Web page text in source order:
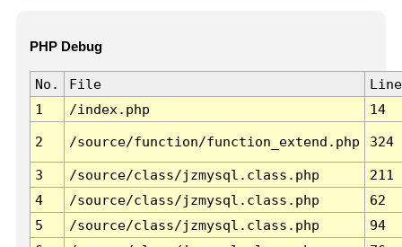
PHP Debug
No. File
Line
1
/index.php 14
2 /source/function/function_extend.php 324
3 /source/class/jzmysql.class.php
211
4
/source/class/jzmysql.class.php
62
5
/source/class/jzmysql.class.php
94